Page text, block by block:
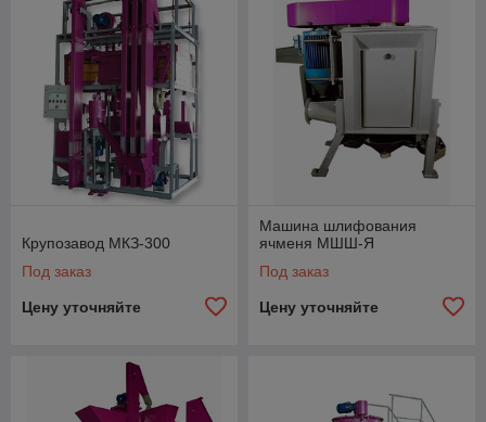
Крупозавод МКЗ-300
Под заказ
Цену уточняйте
Машина шлифования
ячменя МШШ-Я
Под заказ
Цену уточняйте